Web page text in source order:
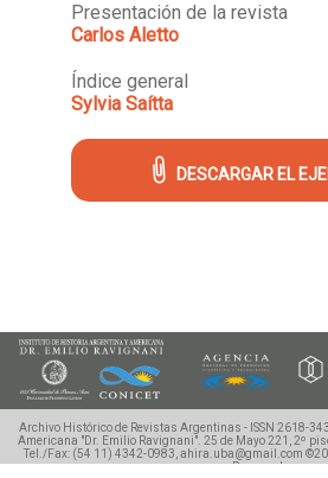
Presentación de la revista
Carlos Aletto
Índice general
Sylvia Saítta
DESCARGAR EL
Archivo Histórico de Revistas Argentinas - ISSN 2618-
Americana "Dr. Emilio Ravignani". 25 de Mayo 221, 2º
Tel./Fax: (54 11) 4342-0983, ahira.uba@gmail.com
Reservados.